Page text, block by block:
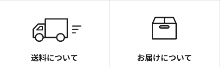
送料について お届けについて